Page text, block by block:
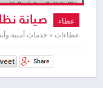
عطاء صيانة
عطاءات » خدمات أمنية